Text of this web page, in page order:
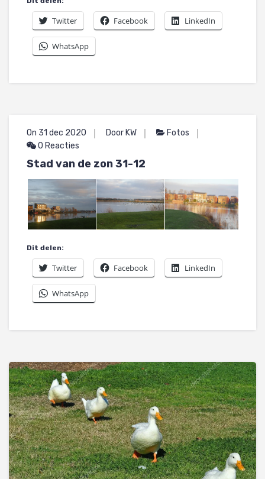
Twitter Facebook LinkedIn
WhatsApp
On 31 dec 2020 Door KW
Fotos
0 Reacties
Stad van de zon 31-12
Dit delen:
Twitter Facebook LinkedIn
WhatsApp